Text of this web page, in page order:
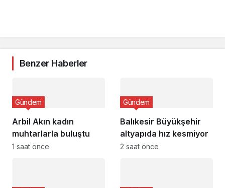
Benzer Haberler
Arbil Akın kadın
muhtarlarla buluştu
Gündem
1 saat önce
Balıkesir Büyükşehir
altyapıda hız kesmiyor
Gündem
2 saat önce